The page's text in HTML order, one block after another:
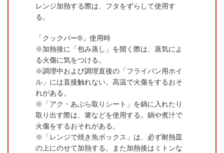
レンジ加熱する際は、フタをずらして使用す
る。
「クックパー®」使用時
加熱後に「包み蒸し」を開く際は、蒸気によ
る火傷に気をつける。
調理中および調理直後の「フライパン用ホイ
ル」には直接触れない。高温で火傷をするおそ
れがある。
「アク・あぶら取りシート」を鍋に入れたり
取り出す際は、箸などを使用する。鍋や煮汁で
火傷をするおそれがある。
「レンジで焼き魚ボックス」は、必ず耐熱皿
の上にのせて加熱する。また加熱後はミトンな